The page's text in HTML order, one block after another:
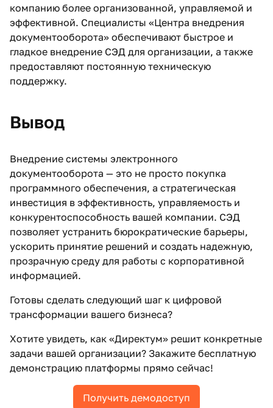
компанию более организованной, управляемой и
эффективной. Специалисты «Центра внедрения
документооборота» обеспечивают быстрое и
гладкое внедрение СЭД для организации, а также
предоставляют постоянную техническую
поддержку.
Вывод
Внедрение системы электронного
документооборота — это не просто покупка
программного обеспечения, а стратегическая
инвестиция в эффективность, управляемость и
конкурентоспособность вашей компании. СЭД
позволяет устранить бюрократические барьеры,
ускорить принятие решений и создать надежную,
прозрачную среду для работы с корпоративной
информацией.
Готовы сделать следующий шаг к цифровой
трансформации вашего бизнеса?
Хотите увидеть, как «Директум» решит конкретные
задачи вашей организации? Закажите бесплатную
демонстрацию платформы прямо сейчас!
Получить демодоступ